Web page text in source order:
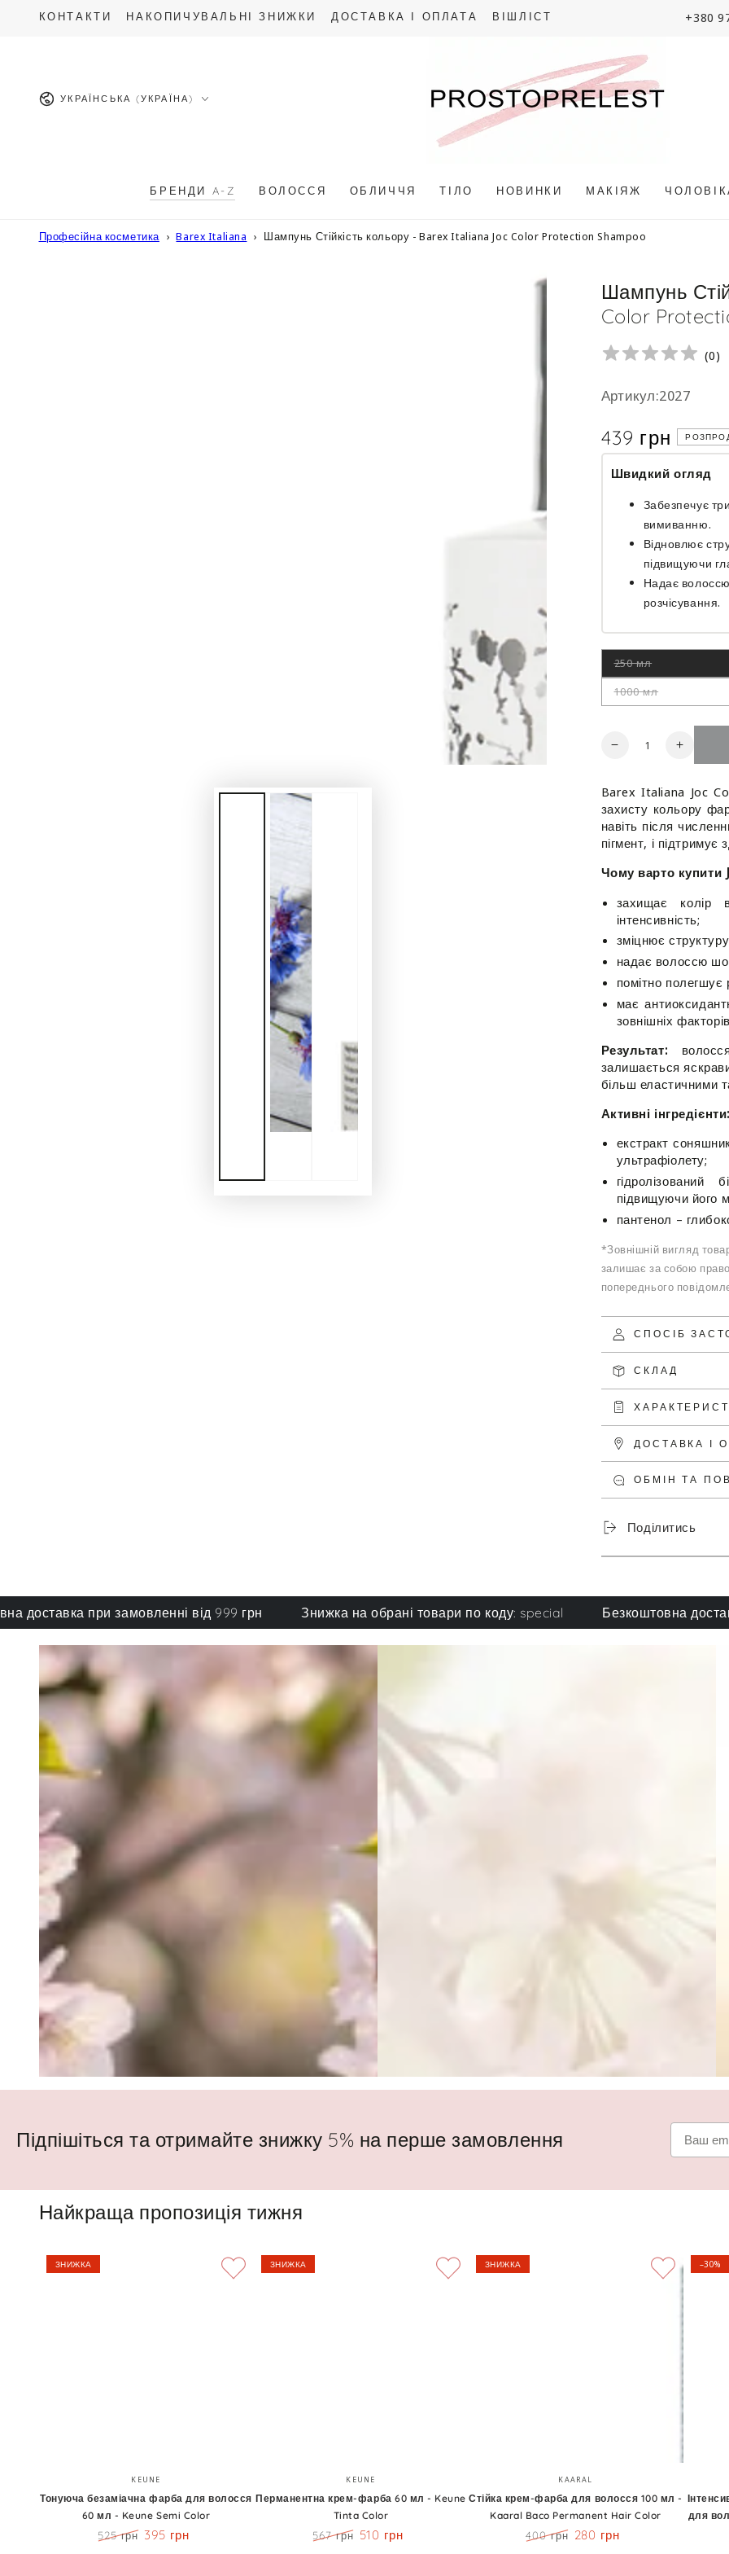
ОПИСУ
КОНТАКТИ НАКОПИЧУВАЛЬНІ ЗНИЖКИ ДОСТАВКА І ОПЛАТА ВІШЛІСТ +380
МоваУКРАЇНСЬКА (УКРАЇНА)
БРЕНДИ A-Z ВОЛОССЯ ОБЛИЧЧЯ ТІЛО НОВИНКИ МАКІЯЖ
Професійна косметика Barex Italiana Шампунь Стійкість кольору - Barex Italiana Joc Color Protection Shampoo
Шампунь
Color
(0)
Артикул:2027
Ціна
439 грн
Швидкий огляд
Забезпечує
вимиванню.
Відновлює
підвищуючи
Надає
розчісування.
250 мл
Цей
варіант
роспродано
1000 мл
Цей
варіант
Кількість
Зменшити
Шампунь
Стійкість
кольору
-
Italiana
Joc
Color
Shampoo
кольору
-
Italiana
Joc
Color
Barex Italiana Joc
захисту кольору
навіть після
пігмент, і
Чому варто купити
захищає колір
інтенсивність;
зміцнює
надає волоссю
помітно полегшує
має
зовнішніх
Результат:
залишається
більш еластичними
Активні інгредієнти:
екстракт
ультрафіолету;
підвищуючи його
пантенол –
*Зовнішній вигляд
залишає за собою
попереднього
СПОСІБ
СКЛАД
ДОСТАВКА І
ОБМІН ТА
Поділитись
при замовленні від 999 грн Знижка на обрані товари по коду: special Безкоштовна доставка
Підпішіться та отримайте знижку 5% на перше замовлення
Найкраща пропозиція тижня
безаміачна
Бренд:
KEUNE
Тонуюча безаміачна фарба для волосся
60 мл - Keune Semi Color
525 грн 395 грн
ЗНИЖКА
крем-
Бренд:
KEUNE
Перманентна крем-фарба 60 мл - Keune
Tinta Color
567 грн 510 грн
ЗНИЖКА
крем-
фарба
Бренд:
KAARAL
Стійка крем-фарба для волосся 100 мл -
Kaaral Baco Permanent Hair Color
400 грн 280 грн
ЗНИЖКА
для
–30%